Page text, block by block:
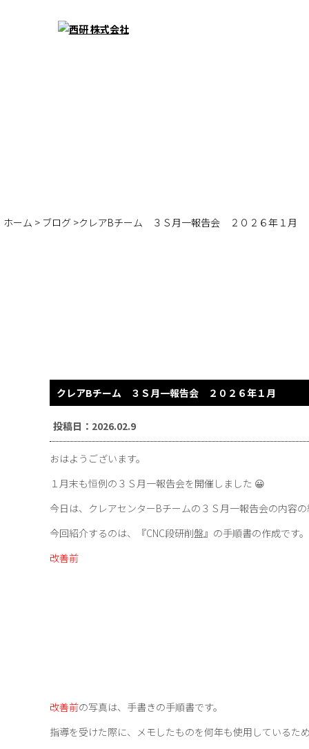
ホーム > ブログ >クレアBチーム ３Ｓ月一報告会 ２０２６年１
クレアBチーム ３Ｓ月一報告会 ２０２６年１月
投稿日：2026.02.9
おはようございます。
１月末も恒例の３Ｓ月一報告会を開催しました 😀
今日は、クレアセンターBチームの３Ｓ月一報告会の内容
今回紹介するのは、『CNC段研削盤』の手順書の作成です。
改善前
改善前の写真は、手書きの手順書です。
指導を受けた際に、メモしたものを何年も使用しているため